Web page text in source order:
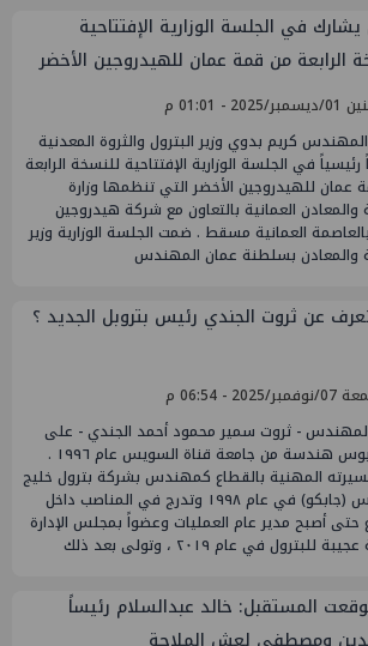
في الجلسة الوزارية الإفتتاحية
الرابعة من قمة عمان للهيدروجين الأخضر
2025 - 01:01 م
كريم بدوي وزير البترول والثروة المعدنية
رئيسياً في الجلسة الوزارية الإفتتاحية للنسخة الرابعة
عمان للهيدروجين الأخضر التي تنظمها وزارة
والمعادن العمانية بالتعاون مع شركة هيدروجين
العمانية مسقط . ضمت الجلسة الوزارية وزير
والمعادن بسلطنة عمان المهندس
عن ثروت الجندي رئيس بتروبل الجديد ؟
2025 - 06:54 م
- ثروت سمير محمود أحمد الجندي - على
بكالوريوس هندسة من جامعة قناة السويس عام ١٩٩٦ .
المهنية بالقطاع كمهندس بشركة بترول خليج
السويس (جابكو) في عام ۱۹۹۸ وتدرج في المناصب داخل
حتى أصبح مدير عام العمليات وعضواً بمجلس الإدارة
للبترول في عام ٢٠١٩ ، وتولى بعد ذلك
المستقبل: خالد عبدالسلام رئيساً